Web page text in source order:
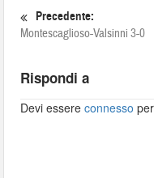
Precedente:
Montescaglioso-Valsinni 3-0
Rispondi a
Devi essereconnesso